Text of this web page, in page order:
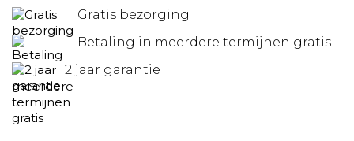
Gratis bezorging
Betaling in meerdere termijnen gratis
2 jaar garantie